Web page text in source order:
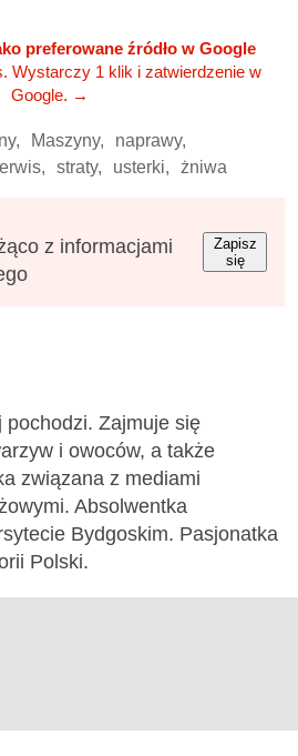
preferowane źródło w Google
Wystarczy 1 klik i zatwierdzenie w
Google. →
Maszyny,
naprawy,
straty, usterki, żniwa
z informacjami
Zapisz
się
pochodzi. Zajmuje się
i owoców, a także
związana z mediami
Absolwentka
Bydgoskim. Pasjonatka
Polski.